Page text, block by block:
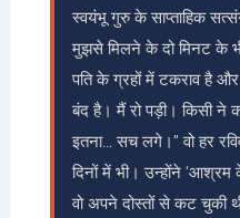
स्वयंभू गुरु के साप्ताहिक
मुझसे मिलने के दो मिनट के
पति के ग्रहों में टकराव है
बंद है। मैं रो पड़ी। किसी ने
इतना… सच लगे।” वो हर
दिनों में भी। उन्होंने ‘आश्रम
वो अपने दोस्तों से कट चुकी